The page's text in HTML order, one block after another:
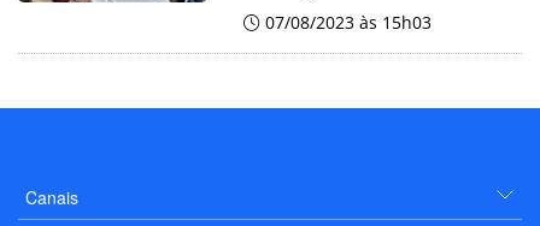
07/08/2023 às 15h03
Canais